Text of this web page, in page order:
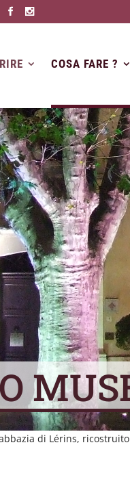
COSA FARE ?
di Lérins,